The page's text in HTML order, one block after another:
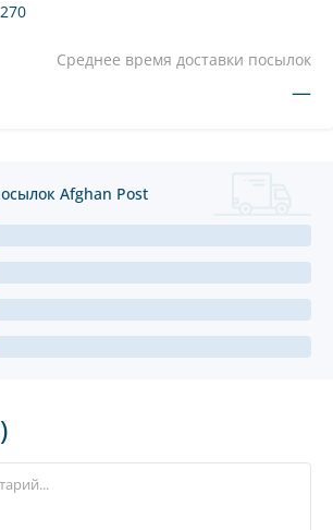
Среднее время доставки посылок
—
Afghan Post